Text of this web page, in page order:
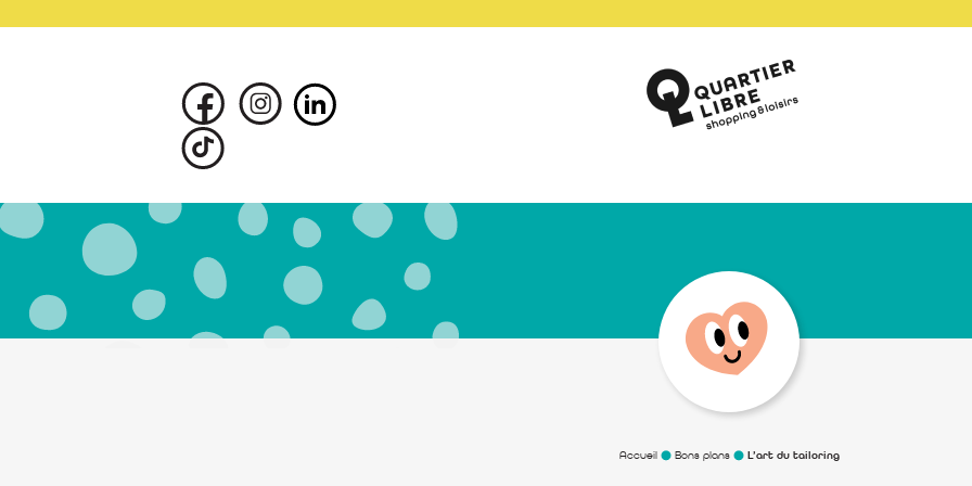
Accueil Bons plans L’art du tailoring